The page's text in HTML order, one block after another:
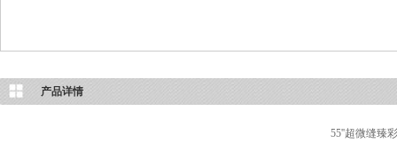
产品详情
55''超微缝臻